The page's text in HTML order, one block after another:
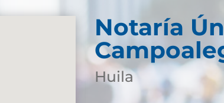
Notaría
Huila